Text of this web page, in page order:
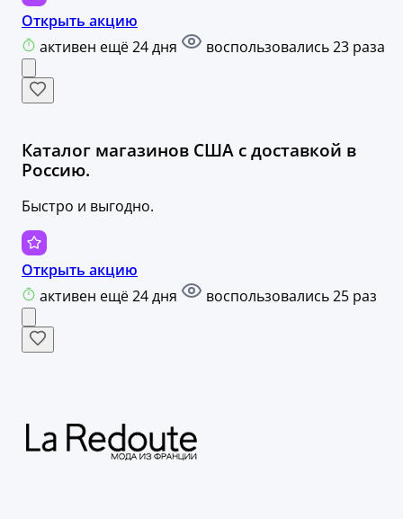
Открыть акцию
активен ещё 24 дня
воспользовались 23 раза
Каталог магазинов США с доставкой в
Россию.
Быстро и выгодно.
Открыть акцию
активен ещё 24 дня
воспользовались 25 раз